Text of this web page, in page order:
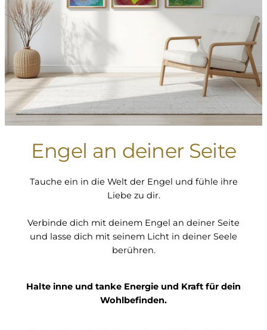
Engel an deiner Seite
Tauche ein in die Welt der Engel und fühle ihre
Liebe zu dir.
Verbinde dich mit deinem Engel an deiner Seite
und lasse dich mit seinem Licht in deiner Seele
berühren.
Halte inne und tanke Energie und Kraft für dein
Wohlbefinden.